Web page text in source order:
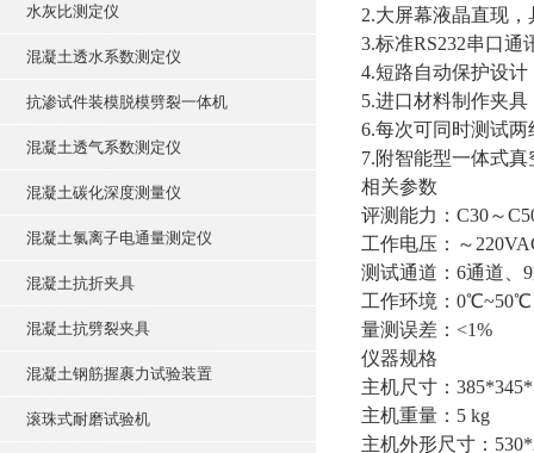
水灰比测定仪
混凝土透水系数测定仪
抗渗试件装模脱模劈裂一体机
混凝土透气系数测定仪
混凝土碳化深度测量仪
混凝土氯离子电通量测定仪
混凝土抗折夹具
混凝土抗劈裂夹具
混凝土钢筋握裹力试验装置
滚珠式耐磨试验机
2.大屏幕液晶直现
3.标准RS232串口
4.短路自动保护设
5.进口材料制作夹
6.每次可同时测试
7.附智能型一体式真
相关参数
评测能力：C30～
工作电压：～
测试通道：6通道、
工作环境：
量测误差：<1%
仪器规格
主机尺寸：
主机重量：5 kg
主机外形尺寸：